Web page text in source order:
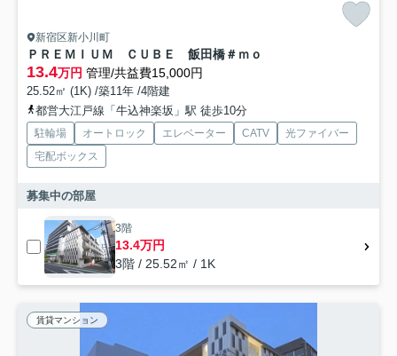
新宿区新小川町
ＰＲＥＭＩＵＭ ＣＵＢＥ 飯田橋＃ｍｏ
13.4万円 管理/共益費15,000円
25.52㎡ (1K) /築11年 /4階建
都営大江戸線「牛込神楽坂」駅 徒歩10分
駐輪場 オートロック エレベーター CATV
光ファイバー
宅配ボックス
募集中の部屋
3階
13.4万円
3階 / 25.52㎡ / 1K
賃貸マンション